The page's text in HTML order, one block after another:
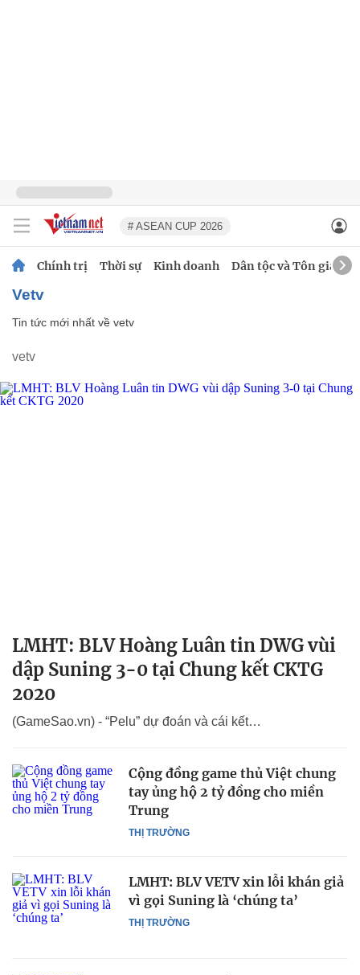
# ASEAN CUP 2026
Chính trị Thời sự Kinh doanh Dân tộc và Tôn giáo
vetv
Tin tức mới nhất về vetv
vetv
LMHT: BLV Hoàng Luân tin DWG vùi
dập Suning 3-0 tại Chung kết CKTG
2020
(GameSao.vn) - “Pelu” dự đoán và cái kết…
THỊ TRƯỜNG
Cộng đồng game thủ Việt chung
tay ủng hộ 2 tỷ đồng cho miền
Trung
THỊ TRƯỜNG
LMHT: BLV VETV xin lỗi khán giả
vì gọi Suning là ‘chúng ta’